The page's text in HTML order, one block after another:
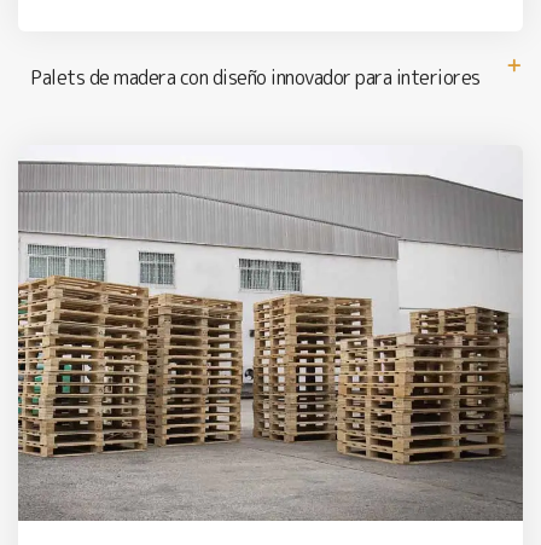
Palets de madera con diseño innovador para interiores